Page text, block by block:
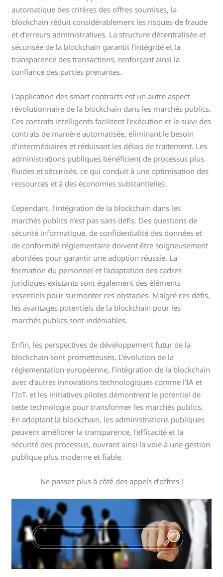
automatique des critères des offres soumises, la
blockchain réduit considérablement les risques de fraude
et d’erreurs administratives. La structure décentralisée et
sécurisée de la blockchain garantit l’intégrité et la
transparence des transactions, renforçant ainsi la
confiance des parties prenantes.
L’application des smart contracts est un autre aspect
révolutionnaire de la blockchain dans les marchés publics.
Ces contrats intelligents facilitent l’exécution et le suivi des
contrats de manière automatisée, éliminant le besoin
d’intermédiaires et réduisant les délais de traitement. Les
administrations publiques bénéficient de processus plus
fluides et sécurisés, ce qui conduit à une optimisation des
ressources et à des économies substantielles.
Cependant, l’intégration de la blockchain dans les
marchés publics n’est pas sans défis. Des questions de
sécurité informatique, de confidentialité des données et
de conformité réglementaire doivent être soigneusement
abordées pour garantir une adoption réussie. La
formation du personnel et l’adaptation des cadres
juridiques existants sont également des éléments
essentiels pour surmonter ces obstacles. Malgré ces défis,
les avantages potentiels de la blockchain pour les
marchés publics sont indéniables.
Enfin, les perspectives de développement futur de la
blockchain sont prometteuses. L’évolution de la
réglementation européenne, l’intégration de la blockchain
avec d’autres innovations technologiques comme l’IA et
l’IoT, et les initiatives pilotes démontrent le potentiel de
cette technologie pour transformer les marchés publics.
En adoptant la blockchain, les administrations publiques
peuvent améliorer la transparence, l’efficacité et la
sécurité des processus, ouvrant ainsi la voie à une gestion
publique plus moderne et fiable.
Ne passez plus à côté des appels d’offres !